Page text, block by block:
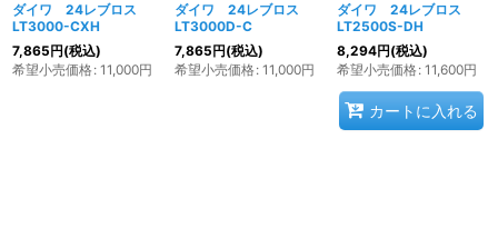
ダイワ 24レブロス
LT3000-CXH
7,865円(税込)
希望小売価格: 11,000円
ダイワ 24レブロス
LT3000D-C
7,865円(税込)
希望小売価格: 11,000円
ダイワ 24レブロス
LT2500S-DH
8,294円(税込)
希望小売価格: 11,600円
カートに入れる